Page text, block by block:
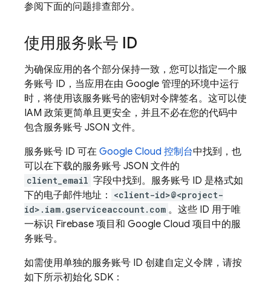
参阅下面的问题排查部分。
使用服务账号 ID
为确保应用的各个部分保持一致，您可以指定一个服
务账号 ID，当应用在由 Google 管理的环境中运行
时，将使用该服务账号的密钥对令牌签名。这可以使
IAM 政策更简单且更安全，并且不必在您的代码中
包含服务账号 JSON 文件。
服务账号 ID 可在 Google Cloud 控制台中找到，也
可以在下载的服务账号 JSON 文件的
client_email 字段中找到。服务账号 ID 是格式如
下的电子邮件地址：
<client-id>@<project-
id>.iam.gserviceaccount.com 。这些 ID 用于唯
一标识 Firebase 项目和 Google Cloud 项目中的服
务账号。
如需使用单独的服务账号 ID 创建自定义令牌，请按
如下所示初始化 SDK：